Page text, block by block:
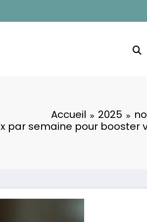
Accueil 2025
par semaine pour